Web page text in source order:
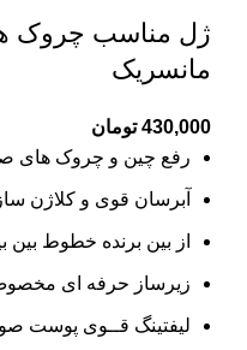
ژل مناسب چروک
مانسریک
430,000 تومان
رفع چین و چروک های
آبرسان قوی و کلاژن
از بین برنده خطوط بین
زیرساز حرفه ای
لیفتینگ قــوی پوست